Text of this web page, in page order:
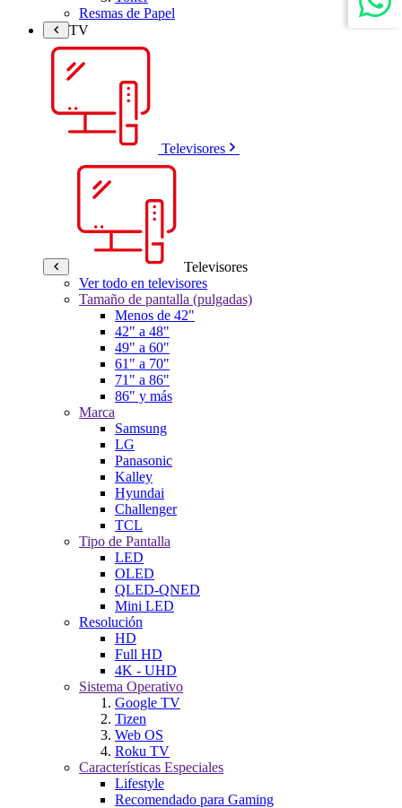
Resmas de Papel
TV
Televisores
Televisores
Ver todo en televisores
Tamaño de pantalla (pulgadas)
Menos de 42"
42" a 48"
49" a 60"
61" a 70"
71" a 86"
86" y más
Marca
Samsung
LG
Panasonic
Kalley
Hyundai
Challenger
TCL
Tipo de Pantalla
LED
OLED
QLED-QNED
Mini LED
Resolución
HD
Full HD
4K - UHD
Sistema Operativo
Google TV
Tizen
Web OS
Roku TV
Características Especiales
Lifestyle
Recomendado para Gaming